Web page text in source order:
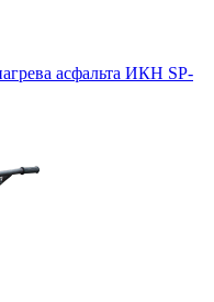
асфальта ИКН SP-